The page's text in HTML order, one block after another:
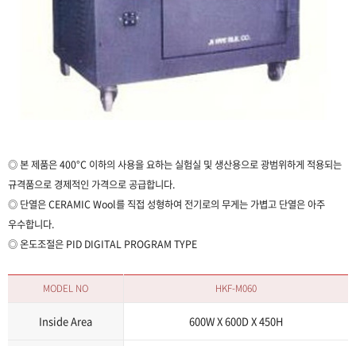
◎ 본 제품은 400°C 이하의 사용을 요하는 실험실 및 생산용으로 광범위하게 적용되는
규격품으로 경제적인 가격으로 공급합니다.
◎ 단열은 CERAMIC Wool를 직접 성형하여 전기로의 무게는 가볍고 단열은 아주
우수합니다.
◎ 온도조절은 PID DIGITAL PROGRAM TYPE
MODEL NO HKF-M060
Inside Area 600W X 600D X 450H